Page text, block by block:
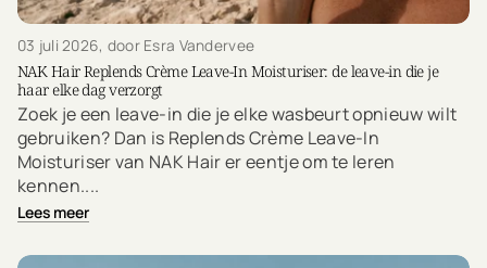
03 juli 2026, door Esra Vandervee
NAK Hair Replends Crème Leave-In Moisturiser: de leave-in die je
haar elke dag verzorgt
Zoek je een leave-in die je elke wasbeurt opnieuw wilt
gebruiken? Dan is Replends Crème Leave-In
Moisturiser van NAK Hair er eentje om te leren
kennen....
Lees meer